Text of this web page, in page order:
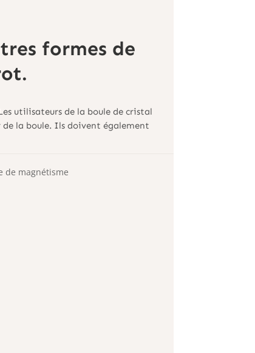
formes de
utilisateurs de la boule de cristal
la boule. Ils doivent également